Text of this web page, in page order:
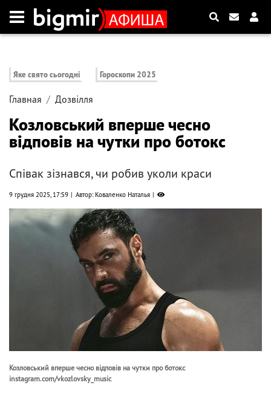
Яке свято сьогодні Гороскопи 2025
Главная Дозвілля
Козловський вперше чесно
відповів на чутки про ботокс
Співак зізнався, чи робив уколи краси
9 грудня 2025, 17:59 Автор: Коваленко Наталья
Козловський вперше чесно відповів на чутки про ботокс
instagram.com/vkozlovsky_music